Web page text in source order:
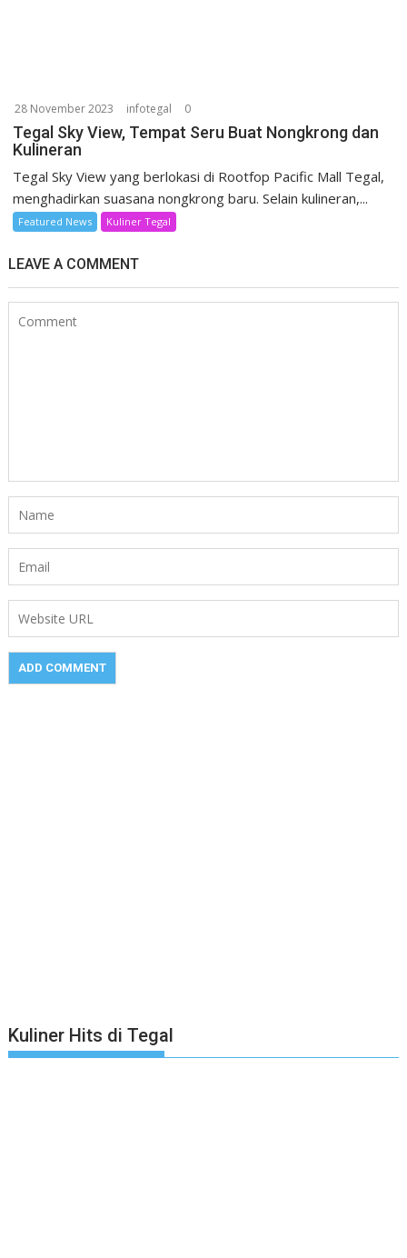
28 November 2023 infotegal 0
Tegal Sky View, Tempat Seru Buat Nongkrong dan
Kulineran
Tegal Sky View yang berlokasi di Rootfop Pacific Mall Tegal,
menghadirkan suasana nongkrong baru. Selain kulineran,...
Featured News Kuliner Tegal
LEAVE A COMMENT
Kuliner Hits di Tegal